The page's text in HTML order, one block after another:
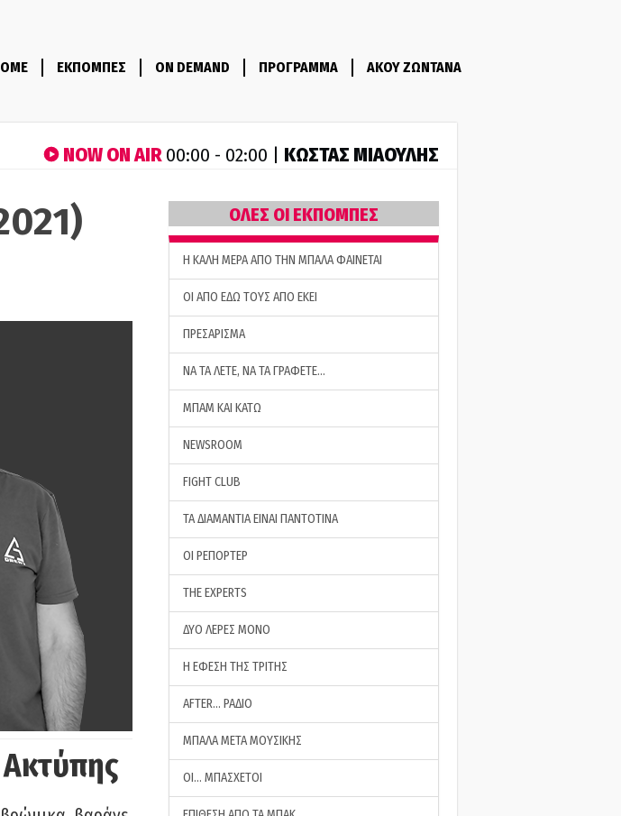
ΕΚΠΟΜΠΕΣ ON DEMAND ΠΡΟΓΡΑΜΜΑ ΑΚΟΥ ΖΩΝΤΑΝΑ
NOW ON AIR00:00 - 02:00 | ΚΩΣΤΑΣ ΜΙΑΟΥΛΗΣ
ΟΛΕΣ ΟΙ ΕΚΠΟΜΠΕΣ
H ΚΑΛΗ ΜΕΡΑ ΑΠΟ ΤΗΝ ΜΠΑΛΑ ΦΑΙΝΕΤΑΙ
ΟΙ ΑΠΟ ΕΔΩ ΤΟΥΣ ΑΠΟ ΕΚΕΙ
ΠΡΕΣΑΡΙΣΜΑ
ΝΑ ΤΑ ΛΕΤΕ, ΝΑ ΤΑ ΓΡΑΦΕΤΕ…
ΜΠΑΜ ΚΑΙ ΚΑΤΩ
NEWSROOM
FIGHT CLUB
ΤΑ ΔΙΑΜΑΝΤΙΑ ΕΙΝΑΙ ΠΑΝΤΟΤΙΝΑ
ΟΙ ΡΕΠΟΡΤΕΡ
THE EXPERTS
ΔΥΟ ΛΕΡΕΣ ΜΟΝΟ
Η ΕΦΕΣΗ ΤΗΣ ΤΡΙΤΗΣ
AFTER… ΡΑΔΙΟ
ΜΠΑΛΑ ΜΕΤΑ ΜΟΥΣΙΚΗΣ
ΟΙ… ΜΠΑΣΧΕΤΟΙ